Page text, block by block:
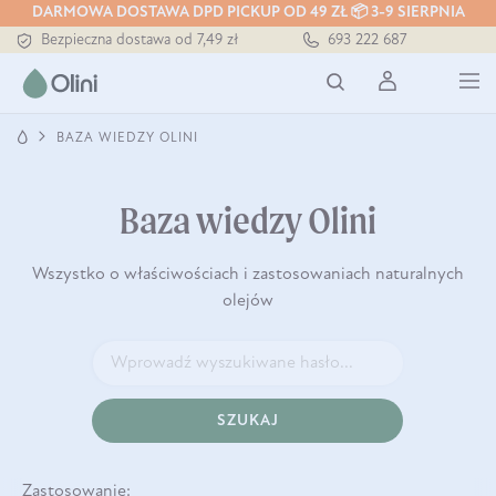
DARMOWA DOSTAWA DPD PICKUP OD 49 ZŁ 📦 3-9 SIERPNIA
Bezpieczna dostawa od 7,49 zł
Darmowa dostawa od 199 zł
693 222 687
BAZA WIEDZY OLINI
Baza wiedzy Olini
Wszystko o właściwościach i zastosowaniach naturalnych
olejów
SZUKAJ
Zastosowanie: